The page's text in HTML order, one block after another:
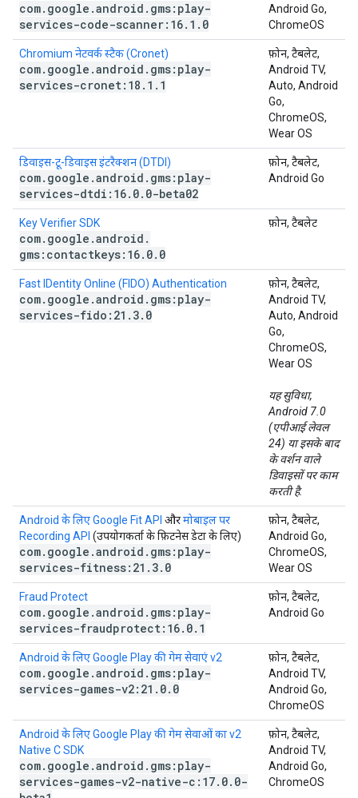
com. google .android . gms:play-
services-code-scanner:16. 1 . 0
Android Go,
ChromeOS
Chromium नेटवर्क स्टैक (Cronet)
com. google .android . gms:play-
services-cronet:18 . 1 . 1
फ़ोन, टैबलेट,
Android TV,
Auto, Android
Go,
ChromeOS,
Wear OS
डिवाइस-टू-डिवाइस इंटरैक्शन (DTDI)
com. google .android . gms:play-
services-dtdi:16. 0. 0-beta02
फ़ोन, टैबलेट,
Android Go
Key Verifier SDK
com. google .android .
gms:contactkeys:16. 0. 0
फ़ोन, टैबलेट
Fast IDentity Online (FIDO) Authentication
com. google .android . gms:play-
services-fido:21 . 3. 0
फ़ोन, टैबलेट,
Android TV,
Auto, Android
Go,
ChromeOS,
Wear OS
यह सुविधा,
Android 7.0
(एपीआई लेवल
24) या इसके बाद
के वर्शन वाले
डिवाइसों पर काम
करती है.
Android के लिए Google Fit API औरमोबाइल पर
Recording API (उपयोगकर्ता के फ़िटनेस डेटा के लिए)
com. google .android . gms:play-
services-fitness:21 . 3. 0
फ़ोन, टैबलेट,
Android Go,
ChromeOS,
Wear OS
Fraud Protect
com. google .android . gms:play-
services-fraudprotect:16. 0. 1
फ़ोन, टैबलेट,
Android Go
Android के लिए Google Play की गेम सेवाएं v2
com. google .android . gms:play-
services-games-v2:21 . 0. 0
फ़ोन, टैबलेट,
Android TV,
Android Go,
ChromeOS
Android के लिए Google Play की गेम सेवाओं का v2
Native C SDK
com. google .android . gms:play-
services-games-v2-native-c:17. 0. 0-
फ़ोन, टैबलेट,
Android TV,
Android Go,
ChromeOS